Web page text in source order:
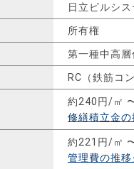
日立ビルシス
所有権
第一種中高
RC（鉄筋コ
約240円/㎡
修繕積立金
約221円/㎡
管理費の推